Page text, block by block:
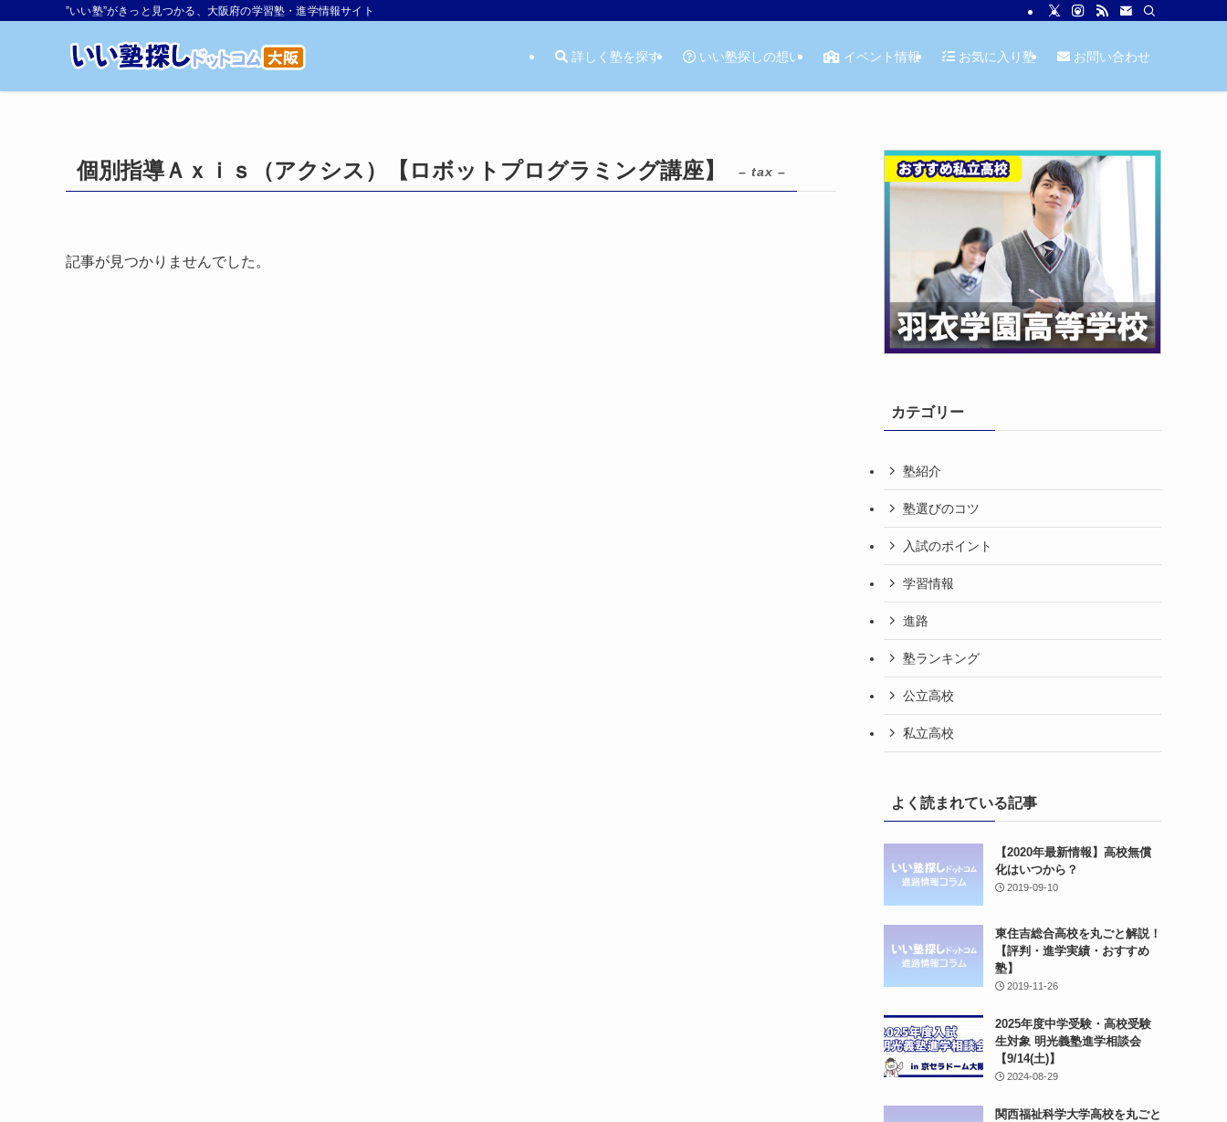
”いい塾”がきっと見つかる、大阪府の学習塾・進学情報サイト
詳しく塾を探す いい塾探しの想い イベント情報 お気に入り塾 お問い合わせ
個別指導Ａｘｉｓ（アクシス）【ロボットプログラミング講座】 – tax –
記事が見つかりませんでした。
カテゴリー
塾紹介
塾選びのコツ
入試のポイント
学習情報
進路
塾ランキング
公立高校
私立高校
よく読まれている記事
【2020年最新情報】高校無償
化はいつから？
2019-09-10
東住吉総合高校を丸ごと解説！
【評判・進学実績・おすすめ
塾】
2019-11-26
2025年度中学受験・高校受験
生対象 明光義塾進学相談会
【9/14(土)】
2024-08-29
関西福祉科学大学高校を丸ごと